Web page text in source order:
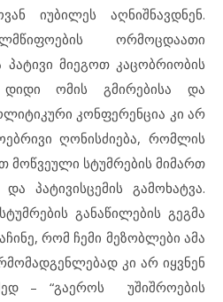
იუბილეს აღნიშნავდნენ.
ორმოცდაათი
მიეგოთ კაცობრიობის
დიდი ომის გმირებისა და
კონფერენცია კი არ
ღონისძიება, რომლის
მოწვეული სტუმრების მიმართ
პატივისცემის გამოხატვა.
განაწილების გეგმა
რომ ჩემი მეზობლები ამა
კი არ იყვნენ
– “გაეროს უშიშროების